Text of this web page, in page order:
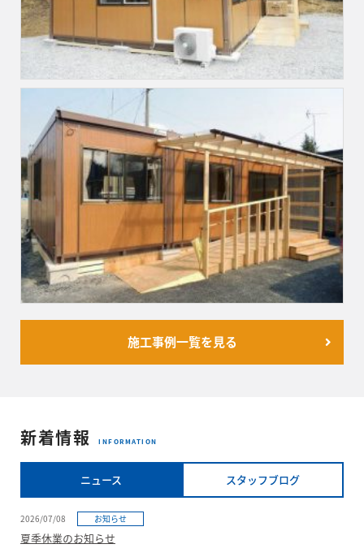
施工事例一覧を見る
新着情報 INFORMATION
ニュース スタッフブログ
2026/07/08 お知らせ
夏季休業のお知らせ